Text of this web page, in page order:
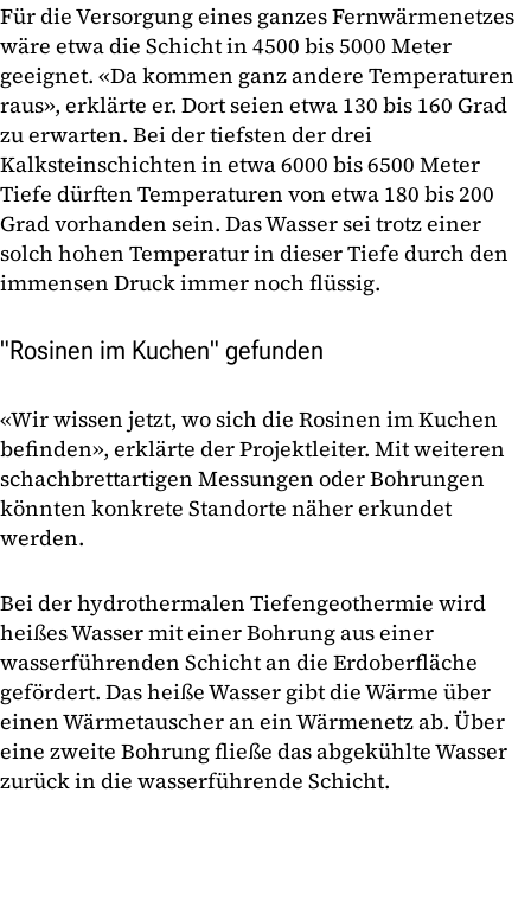
Für die Versorgung eines ganzes Fernwärmenetzes
wäre etwa die Schicht in 4500 bis 5000 Meter
geeignet. «Da kommen ganz andere Temperaturen
raus», erklärte er. Dort seien etwa 130 bis 160 Grad
zu erwarten. Bei der tiefsten der drei
Kalksteinschichten in etwa 6000 bis 6500 Meter
Tiefe dürften Temperaturen von etwa 180 bis 200
Grad vorhanden sein. Das Wasser sei trotz einer
solch hohen Temperatur in dieser Tiefe durch den
immensen Druck immer noch flüssig.
"Rosinen im Kuchen" gefunden
«Wir wissen jetzt, wo sich die Rosinen im Kuchen
befinden», erklärte der Projektleiter. Mit weiteren
schachbrettartigen Messungen oder Bohrungen
könnten konkrete Standorte näher erkundet
werden.
Bei der hydrothermalen Tiefengeothermie wird
heißes Wasser mit einer Bohrung aus einer
wasserführenden Schicht an die Erdoberfläche
gefördert. Das heiße Wasser gibt die Wärme über
einen Wärmetauscher an ein Wärmenetz ab. Über
eine zweite Bohrung fließe das abgekühlte Wasser
zurück in die wasserführende Schicht.